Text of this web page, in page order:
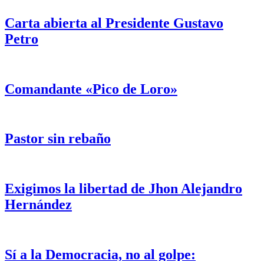
Carta abierta al Presidente Gustavo
Petro
Comandante «Pico de Loro»
Pastor sin rebaño
Exigimos la libertad de Jhon Alejandro
Hernández
Sí a la Democracia, no al golpe: